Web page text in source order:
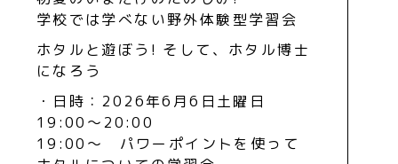
学校では学べない野外体験型学習会
ホタルと遊ぼう! そして、ホタル博士
になろう
・日時：2026年6月6日土曜日
19:00～20:00
19:00～ パワーポイントを使って